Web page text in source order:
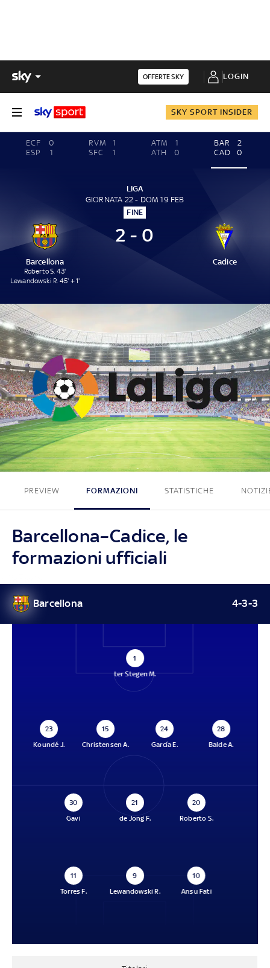
OFFERTE SKY LOGIN
SKY SPORT INSIDER
ECF
0
ESP
1
RVM
1
SFC
1
ATM
1
ATH
0
BAR
2
CAD
0
LIGA
GIORNATA 22 - DOM 19 FEB
FINE
Barcellona
Roberto S. 43'
Lewandowski R. 45' + 1'
2 - 0
Cadice
2 - 0
PREVIEW FORMAZIONI STATISTICHE
Barcellona–Cadice, le
formazioni ufficiali
Barcellona 4-3-3
1
ter Stegen M.
23
Koundé J.
15
Christensen A.
24
García E.
28
Balde A.
30
Gavi
21
de Jong F.
20
Roberto S.
11
Torres F.
9
Lewandowski R.
10
Ansu Fati